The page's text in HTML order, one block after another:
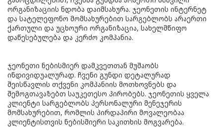
ორგანიზაციის ნდობა დაიმსახურა. ჯეონეთის ინტერნეტ
და სატელეფონო მომსახურებით სარგებლობს არაერთი
ქართული და უცხოური ორგანიზაცია, სახელმწიფო
დაწესებულება და კერძო კომპანია.
ჯეონეთი ნებისმიერ დამკვეთთან მუშაობს
ინდივიდუალურად. ჩვენი გუნდი დეტალურად
შეისწავლის თქვენი კომპანიის მოთხოვნებს და
შემოგთავაზებთ საუკეთესო პირობებს. ჯეონეთის ყველა
კლიენტი სარგებლობს პერსონალური მენეჯერის
მომსახურებით, რომლის პირდაპირი მოვალეობაა
კლიენტისთვის ნებისმიერი საკითხის მოგვარება.